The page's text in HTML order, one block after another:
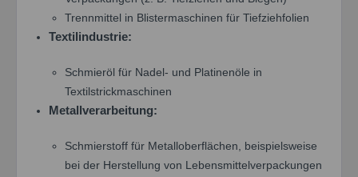
Trennmittel in Blistermaschinen für Tiefziehfolien
Textilindustrie:
Schmieröl für Nadel- und Platinenöle in
Textilstrickmaschinen
Metallverarbeitung:
Schmierstoff für Metalloberflächen, beispielsweise
bei der Herstellung von Lebensmittelverpackungen